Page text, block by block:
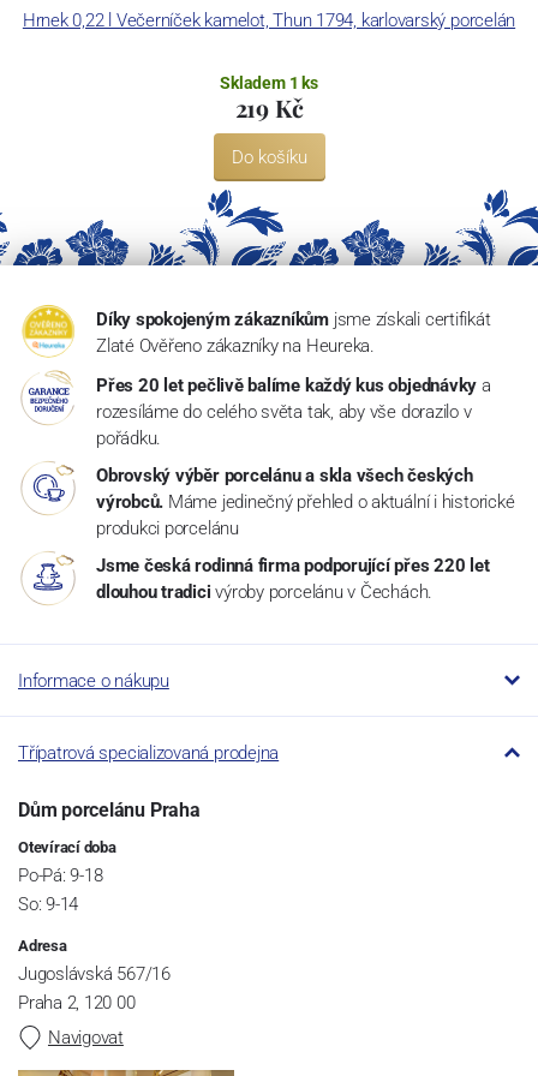
Hrnek 0,22 l Večerníček kamelot, Thun 1794, karlovarský porcelán
Skladem 1 ks
219 Kč
Do košíku
Díky spokojeným zákazníkům jsme získali certifikát
Zlaté Ověřeno zákazníky na Heureka.
Přes 20 let pečlivě balíme každý kus objednávky a
rozesíláme do celého světa tak, aby vše dorazilo v
pořádku.
Obrovský výběr porcelánu a skla všech českých
výrobců. Máme jedinečný přehled o aktuální i historické
produkci porcelánu
Jsme česká rodinná firma podporující přes 220 let
dlouhou tradici výroby porcelánu v Čechách.
Informace o nákupu
Třípatrová specializovaná prodejna
Dům porcelánu Praha
Otevírací doba
Po-Pá: 9-18
So: 9-14
Adresa
Jugoslávská 567/16
Praha 2, 120 00
Navigovat